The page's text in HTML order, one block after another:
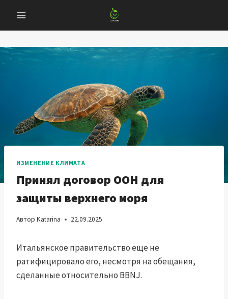
содержанию
ИЗМЕНЕНИЕ КЛИМАТА
Принял договор ООН для
защиты верхнего моря
Автор Katarina 22.09.2025
Итальянское правительство еще не
ратифицировало его, несмотря на обещания,
сделанные относительно BBNJ.